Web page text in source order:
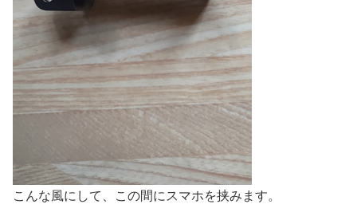
こんな風にして、この間にスマホを挟みます。